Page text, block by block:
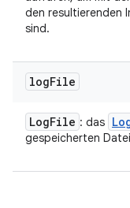
den resultierenden
sind.
logFile
LogFile : das
gespeicherten